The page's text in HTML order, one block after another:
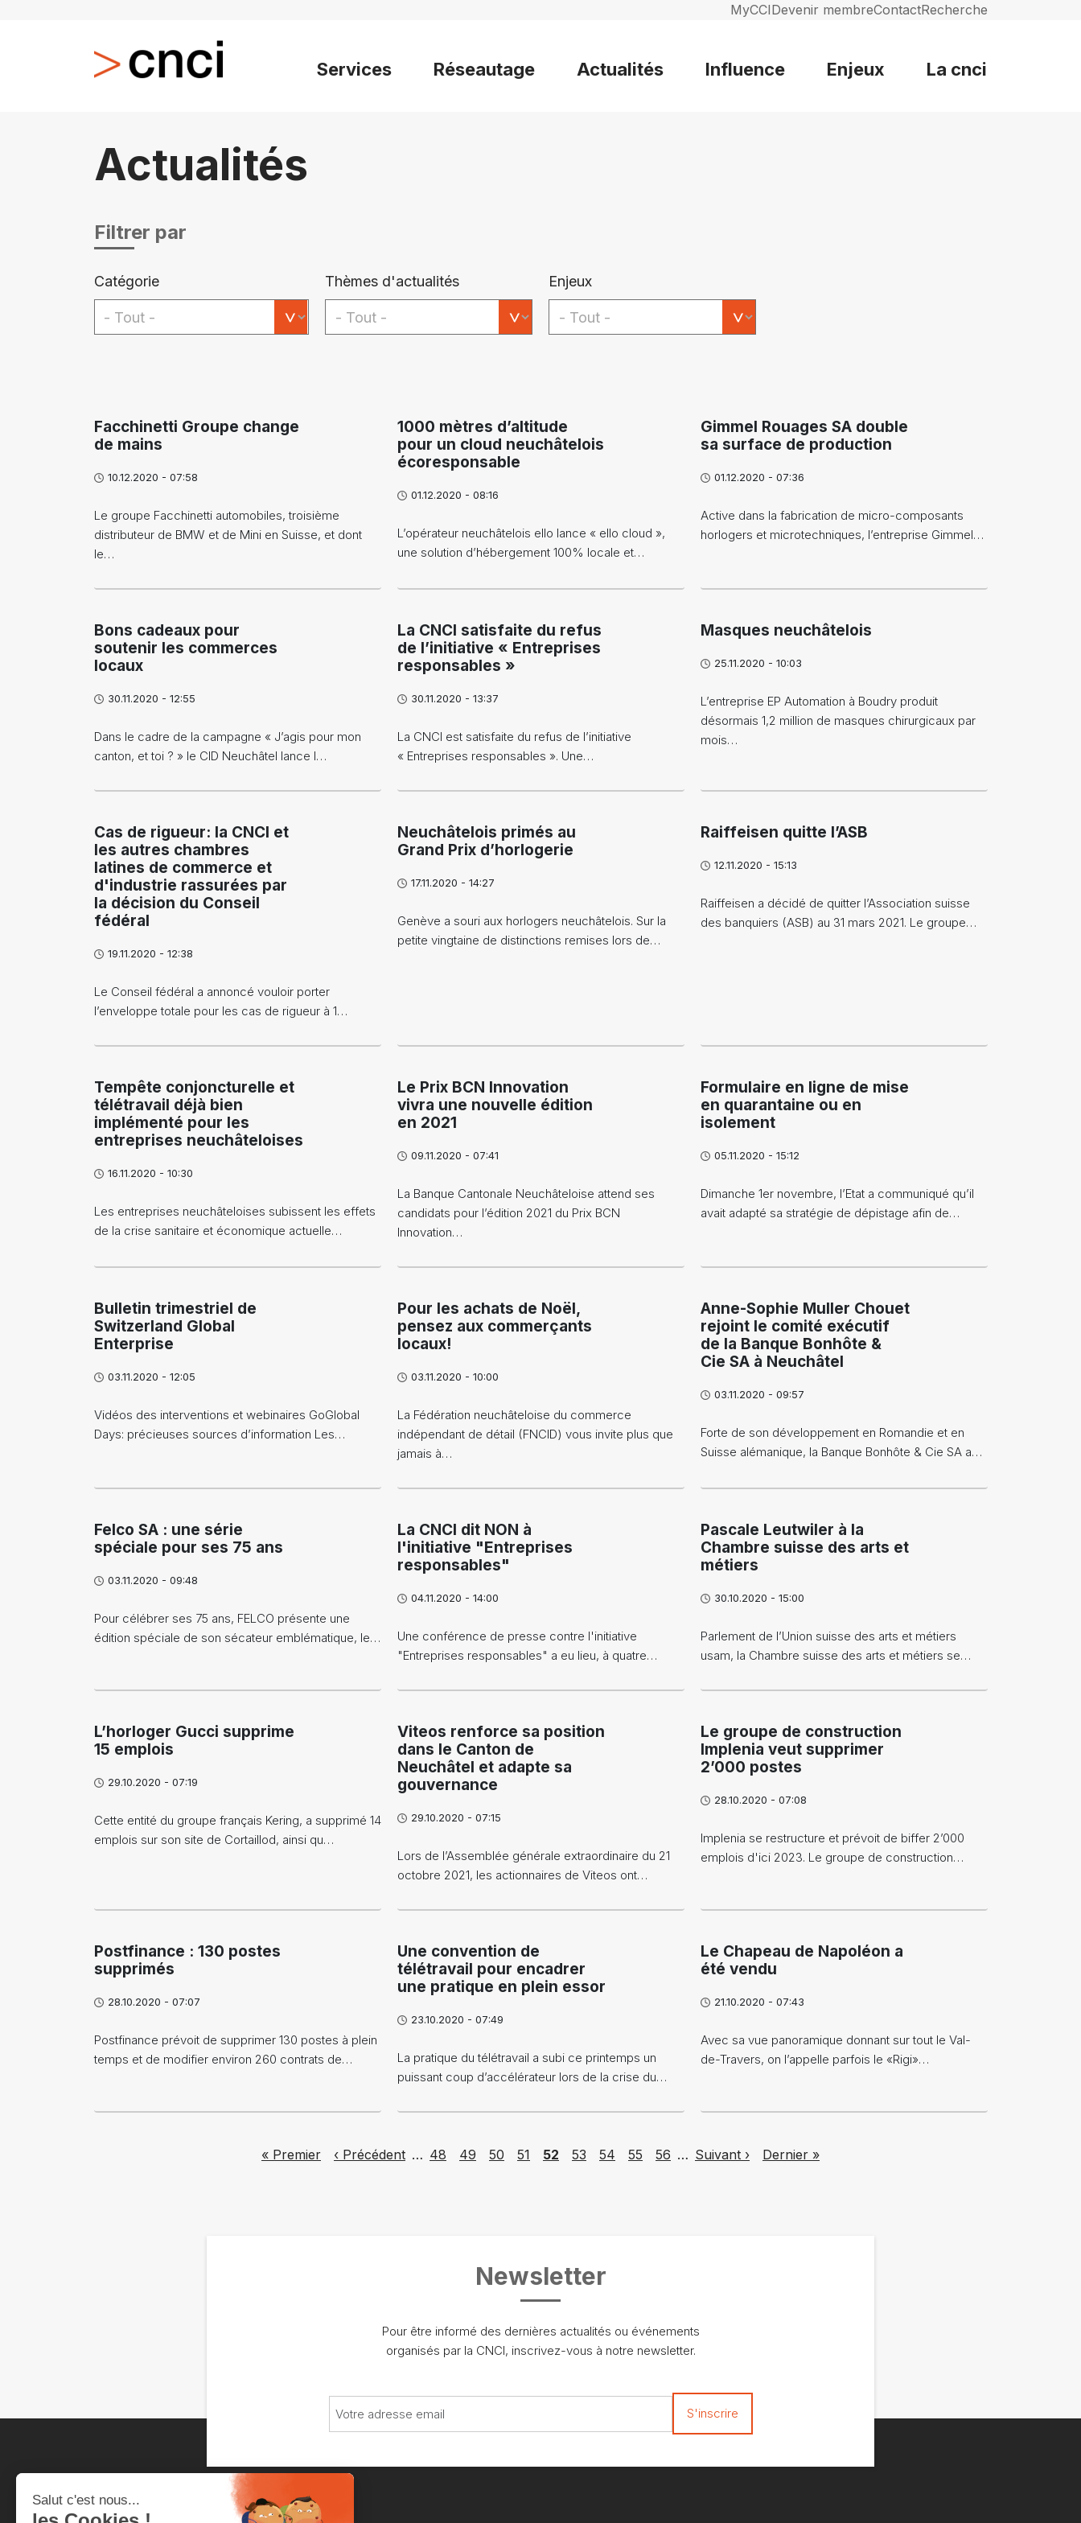
MyCCIDevenir membreContactRecherche
Services Réseautage Actualités Influence Enjeux La cnci
Actualités
Filtrer par
Catégorie Thèmes d'actualités Enjeux
Facchinetti Groupe change
de mains
10.12.2020 - 07:58
Le groupe Facchinetti automobiles, troisième
distributeur de BMW et de Mini en Suisse, et dont
le…
1000 mètres d’altitude
pour un cloud neuchâtelois
écoresponsable
01.12.2020 - 08:16
L’opérateur neuchâtelois ello lance « ello cloud »,
une solution d’hébergement 100% locale et…
Gimmel Rouages SA double
sa surface de production
01.12.2020 - 07:36
Active dans la fabrication de micro-composants
horlogers et microtechniques, l’entreprise Gimmel…
Bons cadeaux pour
soutenir les commerces
locaux
30.11.2020 - 12:55
Dans le cadre de la campagne « J’agis pour mon
canton, et toi ? » le CID Neuchâtel lance l…
La CNCI satisfaite du refus
de l’initiative « Entreprises
responsables »
30.11.2020 - 13:37
La CNCI est satisfaite du refus de l’initiative
« Entreprises responsables ». Une…
Masques neuchâtelois
25.11.2020 - 10:03
L’entreprise EP Automation à Boudry produit
désormais 1,2 million de masques chirurgicaux par
mois…
Cas de rigueur: la CNCI et
les autres chambres
latines de commerce et
d'industrie rassurées par
la décision du Conseil
fédéral
19.11.2020 - 12:38
Le Conseil fédéral a annoncé vouloir porter
l’enveloppe totale pour les cas de rigueur à 1…
Neuchâtelois primés au
Grand Prix d’horlogerie
17.11.2020 - 14:27
Genève a souri aux horlogers neuchâtelois. Sur la
petite vingtaine de distinctions remises lors de…
Raiffeisen quitte l’ASB
12.11.2020 - 15:13
Raiffeisen a décidé de quitter l’Association suisse
des banquiers (ASB) au 31 mars 2021. Le groupe…
Tempête conjoncturelle et
télétravail déjà bien
implémenté pour les
entreprises neuchâteloises
16.11.2020 - 10:30
Les entreprises neuchâteloises subissent les effets
de la crise sanitaire et économique actuelle…
Le Prix BCN Innovation
vivra une nouvelle édition
en 2021
09.11.2020 - 07:41
La Banque Cantonale Neuchâteloise attend ses
candidats pour l’édition 2021 du Prix BCN
Innovation…
Formulaire en ligne de mise
en quarantaine ou en
isolement
05.11.2020 - 15:12
Dimanche 1er novembre, l’Etat a communiqué qu’il
avait adapté sa stratégie de dépistage afin de…
Bulletin trimestriel de
Switzerland Global
Enterprise
03.11.2020 - 12:05
Vidéos des interventions et webinaires GoGlobal
Days: précieuses sources d’information Les…
Pour les achats de Noël,
pensez aux commerçants
locaux!
03.11.2020 - 10:00
La Fédération neuchâteloise du commerce
indépendant de détail (FNCID) vous invite plus que
jamais à…
Anne-Sophie Muller Chouet
rejoint le comité exécutif
de la Banque Bonhôte &
Cie SA à Neuchâtel
03.11.2020 - 09:57
Forte de son développement en Romandie et en
Suisse alémanique, la Banque Bonhôte & Cie SA a…
Felco SA : une série
spéciale pour ses 75 ans
03.11.2020 - 09:48
Pour célébrer ses 75 ans, FELCO présente une
édition spéciale de son sécateur emblématique, le…
La CNCI dit NON à
l'initiative "Entreprises
responsables"
04.11.2020 - 14:00
Une conférence de presse contre l'initiative
"Entreprises responsables" a eu lieu, à quatre…
Pascale Leutwiler à la
Chambre suisse des arts et
métiers
30.10.2020 - 15:00
Parlement de l’Union suisse des arts et métiers
usam, la Chambre suisse des arts et métiers se…
L’horloger Gucci supprime
15 emplois
29.10.2020 - 07:19
Cette entité du groupe français Kering, a supprimé 14
emplois sur son site de Cortaillod, ainsi qu…
Viteos renforce sa position
dans le Canton de
Neuchâtel et adapte sa
gouvernance
29.10.2020 - 07:15
Lors de l’Assemblée générale extraordinaire du 21
octobre 2021, les actionnaires de Viteos ont…
Le groupe de construction
Implenia veut supprimer
2’000 postes
28.10.2020 - 07:08
Implenia se restructure et prévoit de biffer 2’000
emplois d'ici 2023. Le groupe de construction…
Postfinance : 130 postes
supprimés
28.10.2020 - 07:07
Postfinance prévoit de supprimer 130 postes à plein
temps et de modifier environ 260 contrats de…
Une convention de
télétravail pour encadrer
une pratique en plein essor
23.10.2020 - 07:49
La pratique du télétravail a subi ce printemps un
puissant coup d’accélérateur lors de la crise du…
Le Chapeau de Napoléon a
été vendu
21.10.2020 - 07:43
Avec sa vue panoramique donnant sur tout le Val-
de-Travers, on l’appelle parfois le «Rigi»…
First page
« Premier Previous page
‹ Précédent … Page
48 Page
49 Page
50 Page
51 Page
52 Page
53 Page
54 Page
55 Page
56 … Next page
Suivant › Last page
Dernier »
Newsletter
Pour être informé des dernières actualités ou événements
organisés par la CNCI, inscrivez-vous à notre newsletter.